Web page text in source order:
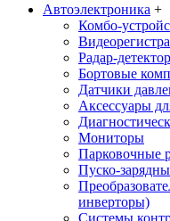
Автоэлектроника +
Комбо-
Радар-
Бортовые
Датчики
Аксессуары
Мониторы
Парковочные
Пуско-
инверторы)
Системы